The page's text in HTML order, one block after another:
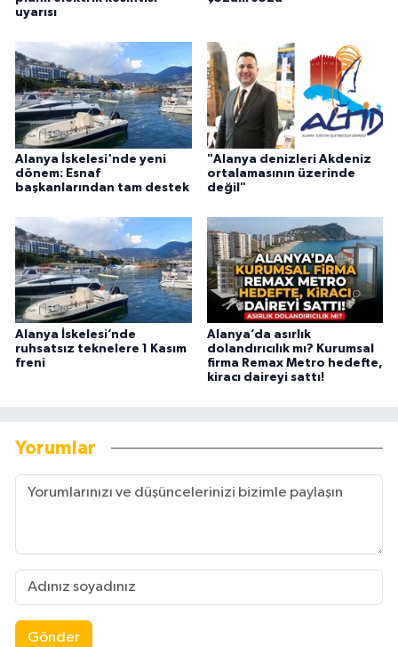
uyarısı
Alanya İskelesi'nde yeni
dönem: Esnaf
başkanlarından tam destek
"Alanya denizleri Akdeniz
ortalamasının üzerinde
değil"
Alanya İskelesi’nde
ruhsatsız teknelere 1 Kasım
freni
Alanya’da asırlık
dolandırıcılık mı? Kurumsal
firma Remax Metro hedefte,
kiracı daireyi sattı!
Yorumlar
Gönder